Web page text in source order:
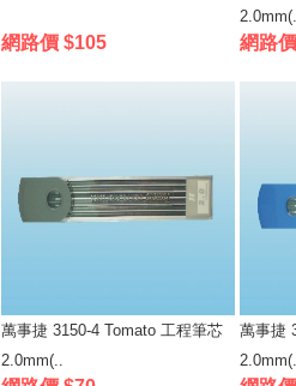
網路價 $105 網路
萬事捷 3150-4 Tomato 工程筆芯
2.0mm(..
萬事捷